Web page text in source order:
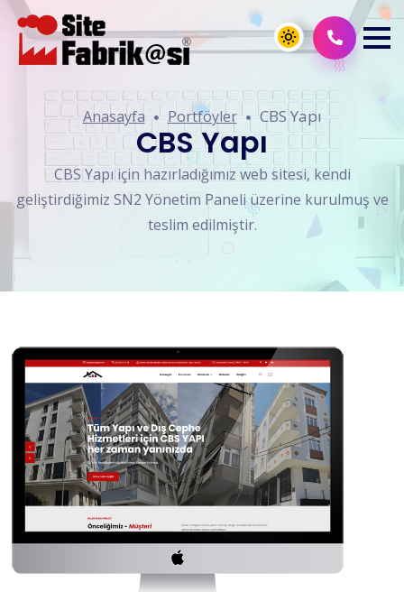
Anasayfa Portföyler CBS Yapı
CBS Yapı
CBS Yapı için hazırladığımız web sitesi, kendi
geliştirdiğimiz SN2 Yönetim Paneli üzerine kurulmuş ve
teslim edilmiştir.